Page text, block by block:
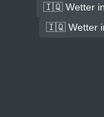
🇮🇶 Wetter
🇮🇶 Wetter